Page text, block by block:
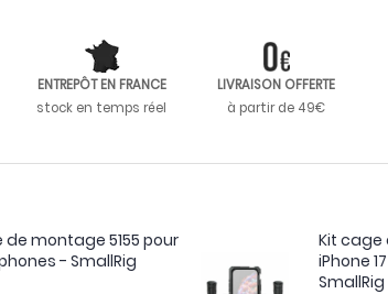
ENTREPÔT EN FRANCE
stock en temps réel
LIVRAISON OFFERTE
à partir de 49€
de montage 5155 pour
- SmallRig
Kit cage
iPhone
SmallRig